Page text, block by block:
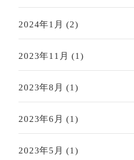
2024年1月 (2)
2023年11月 (1)
2023年8月 (1)
2023年6月 (1)
2023年5月 (1)